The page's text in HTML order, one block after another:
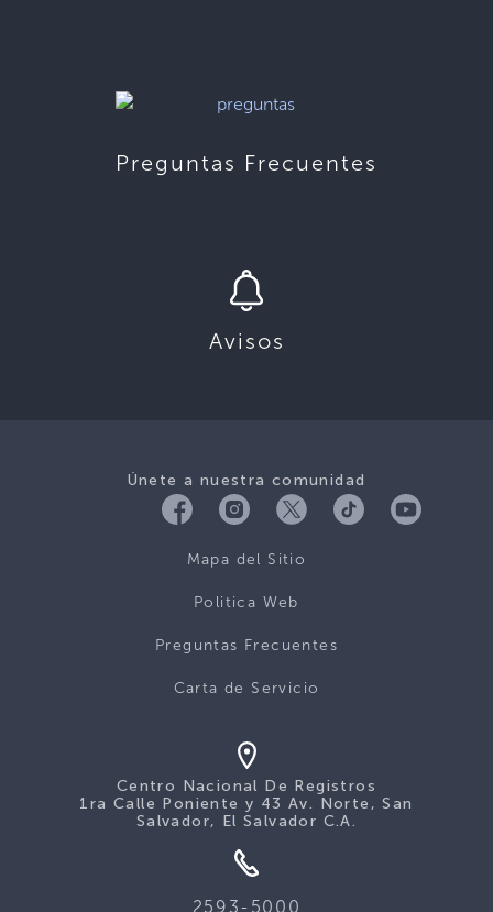
Preguntas Frecuentes
Avisos
Únete a nuestra comunidad
Mapa del Sitio
Politica Web
Preguntas Frecuentes
Carta de Servicio
Centro Nacional De Registros
1ra Calle Poniente y 43 Av. Norte, San
Salvador, El Salvador C.A.
2593-5000